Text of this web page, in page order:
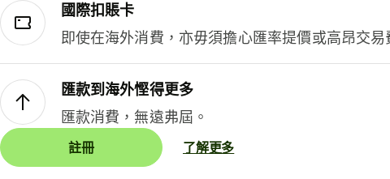
國際扣賬卡
即使在海外消費，亦毋須擔心匯率提價或高昂交易
匯款到海外慳得更多
匯款消費，無遠弗屆。
註冊 了解更多